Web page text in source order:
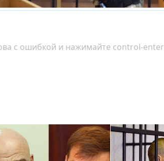
с ошибкой и нажимайте control-enter